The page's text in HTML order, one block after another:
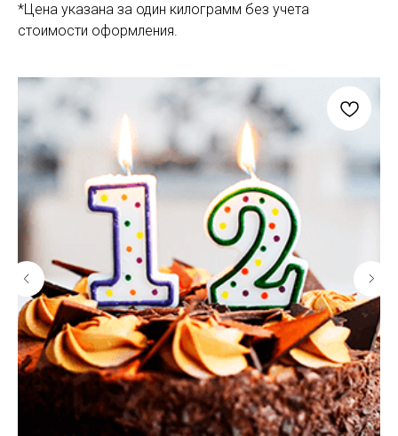
*Цена указана за один килограмм без учета
стоимости оформления.